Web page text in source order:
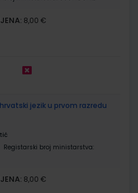
8,00 €
jezik u prvom razredu
Registarski broj ministarstva:
8,00 €